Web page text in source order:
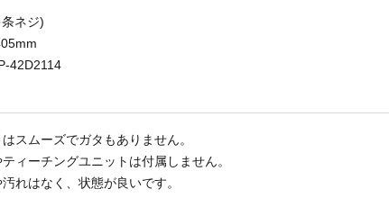
ネジ)
42D2114
スムーズでガタもありません。
ィーチングユニットは付属しません。
れはなく、状態が良いです。